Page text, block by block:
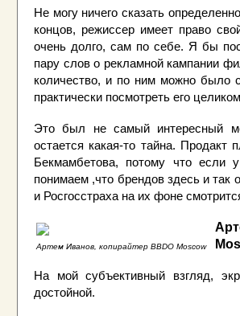
Не могу ничего сказать
концов, режиссер имеет право
очень долго, сам по себе. Я бы
пару слов о рекламной кампании
количество, и по ним можно было
практически посмотреть его
Это был не самый интересный
остается какая-то тайна.
Бекмамбетова, потому что
понимаем ,что брендов здесь и так
и Росгосстраха на их фоне
Артем Иванов, копирайтер BBDO Moscow
На мой субъективный взгляд,
достойной.